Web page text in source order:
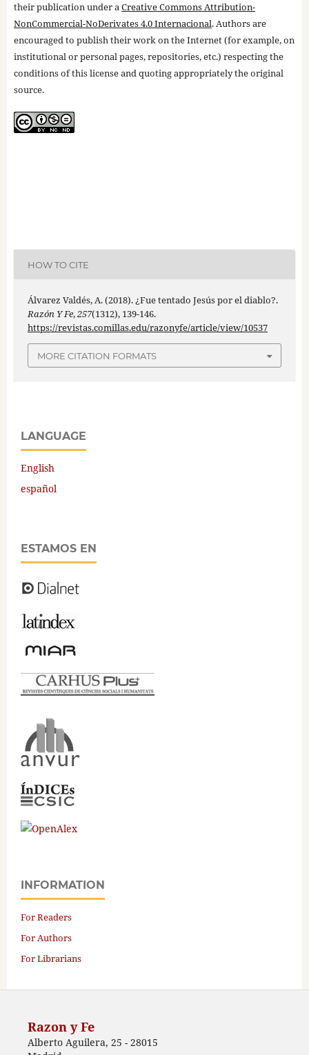
their publication under aCreative Commons Attribution-
NonCommercial-NoDerivates 4.0 Internacional. Authors are
encouraged to publish their work on the Internet (for example, on
institutional or personal pages, repositories, etc.) respecting the
conditions of this license and quoting appropriately the original
source.
HOW TO CITE
Álvarez Valdés, A. (2018). ¿Fue tentado Jesús por el diablo?.
Razón Y Fe,257(1312), 139-146.
https://revistas.comillas.edu/razonyfe/article/view/10537
MORE CITATION FORMATS
LANGUAGE
English
español
ESTAMOS EN
INFORMATION
For Readers
For Authors
For Librarians
Razon y Fe
Alberto Aguilera, 25 - 28015